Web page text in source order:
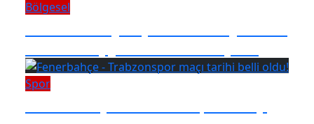
Bölgesel
Spor